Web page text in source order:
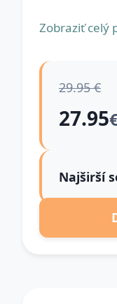
Zobraziť celý
29.95 €
27.95
Najširší